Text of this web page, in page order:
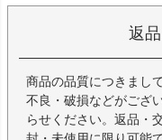
返
商品の品質につきまし
不良・破損などがござ
らせください。返品・